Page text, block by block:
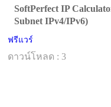
SoftPerfect IP
Subnet IPv4/IPv6)
ฟรีแวร์
ดาวน์โหลด : 3